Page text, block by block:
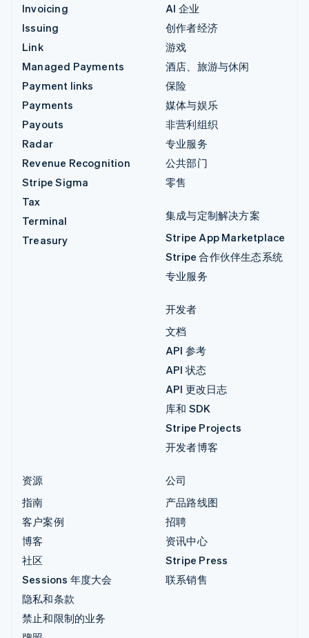
Invoicing
Issuing
Link
Managed Payments
Payment links
Payments
Payouts
Radar
Revenue Recognition
Stripe Sigma
Tax
Terminal
Treasury
AI 企业
创作者经济
游戏
酒店、旅游与休闲
保险
媒体与娱乐
非营利组织
专业服务
公共部门
零售
集成与定制解决方案
Stripe App Marketplace
Stripe 合作伙伴生态系统
专业服务
开发者
文档
API 参考
API 状态
API 更改日志
库和 SDK
Stripe Projects
开发者博客
资源
指南
客户案例
博客
社区
Sessions 年度大会
隐私和条款
禁止和限制的业务
公司
产品路线图
招聘
资讯中心
Stripe Press
联系销售